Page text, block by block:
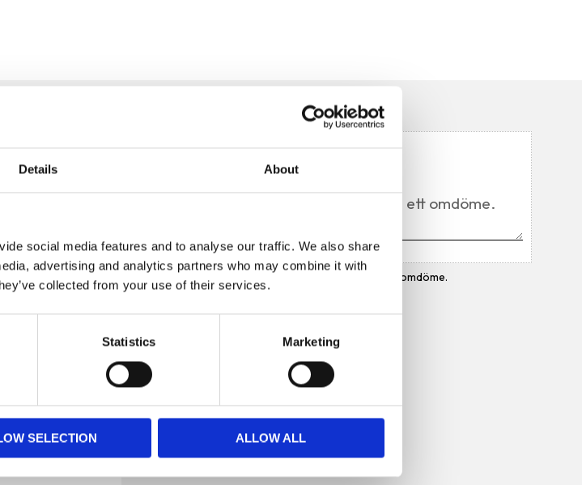
Details About
social media features and to analyse our traffic. We also share
advertising and analytics partners who may combine it with
collected from your use of their services.
Statistics Marketing
SELECTION ALLOW ALL
Med
anpassas när
fritt med
gör det
Den
den
ficka.
ökar
skräddarsydda
Du
Bli den första att lämna ett omdöme.